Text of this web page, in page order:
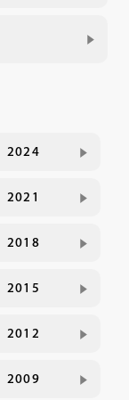
2024
2021
2018
2015
2012
2009